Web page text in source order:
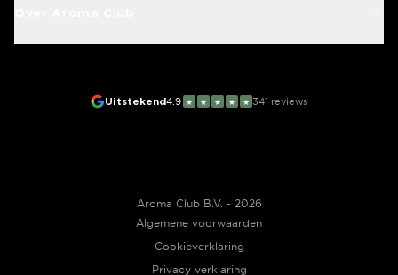
Uitstekend4.9 ★ ★ ★ ★ ★ 341 reviews
Aroma Club B.V. - 2026
Algemene voorwaarden
Cookieverklaring
Privacy verklaring